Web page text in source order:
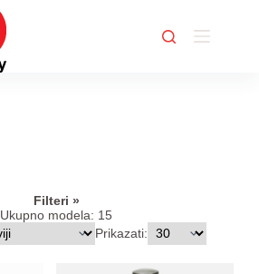
Filteri
Ukupno modela: 15
Prikazati: